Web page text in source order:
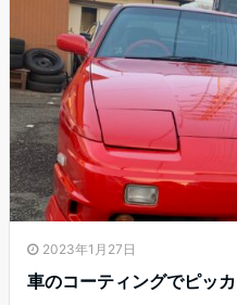
2023年1月27日
車のコーティングでピッ